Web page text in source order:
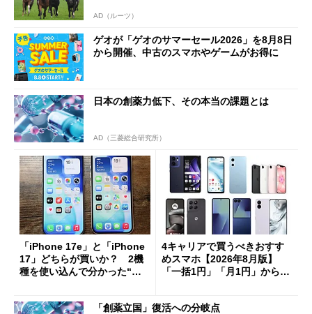
AD（ルーツ）
ゲオが「ゲオのサマーセール2026」を8月8日
から開催、中古のスマホやゲームがお得に
日本の創薬力低下、その本当の課題とは
AD（三菱総合研究所）
「iPhone 17e」と「iPhone
17」どちらが買いか？ 2機
種を使い込んで分かった“ス
4キャリアで買うべきおすす
めスマホ【2026年8月版】
「一括1円」「月1円」からお
「創薬立国」復活への分岐点